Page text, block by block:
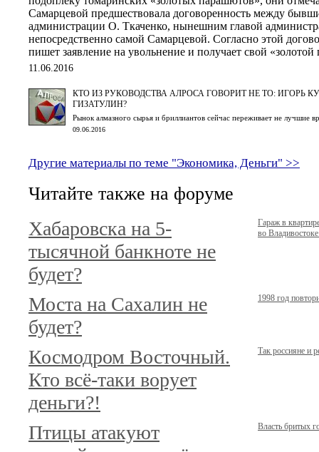
Самарцевой предшествовала договоренность между
администрации О. Ткаченко, нынешним главой
непосредственно самой Самарцевой. Согласно этой
пишет заявление на увольнение и получает свой
11.06.2016
КТО ИЗ РУКОВОДСТВА АЛРОСА ГОВОРИТ НЕ ТО: ИГОРЬ
ГИЗАТУЛИН?
Рынок алмазного сырья и бриллиантов сейчас переживает не лучшие
09.06.2016
Другие материалы по теме "Экономика, Деньги" >>
Читайте также на форуме
Хабаровска на 5-
тысячной банкноте не
будет?
Гараж в
во
Моста на Сахалин не
будет?
1998 год
Космодром Восточный.
Кто всё-таки ворует
деньги?!
Так россияне и
Птицы атакуют
Власть бритых